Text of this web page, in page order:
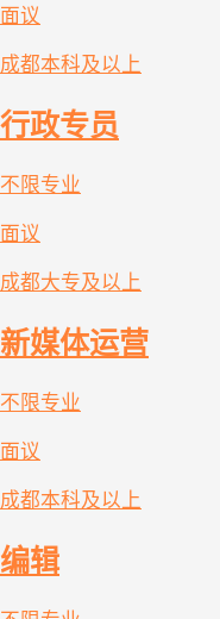
面议
成都本科及以上
行政专员
不限专业
面议
成都大专及以上
新媒体运营
不限专业
面议
成都本科及以上
编辑